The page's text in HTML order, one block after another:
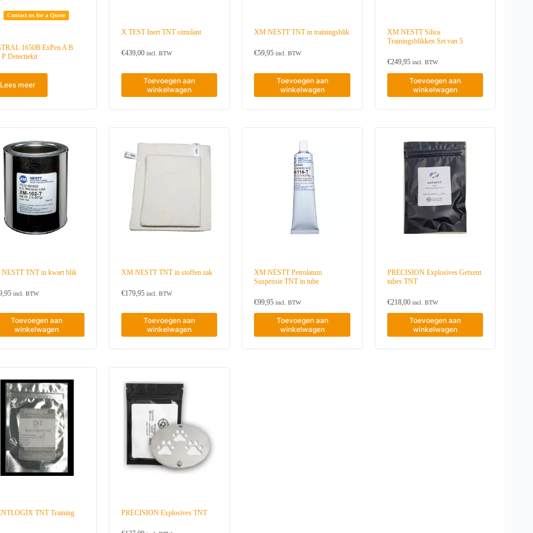
w
s
Contact us for a Quote
1650B ExPen A B
P Detectiekit
Lees meer
X TEST Inert TNT simulant
€439,00 incl. BTW
Toevoegen aan
winkelwagen
XM NESTT TNT in trainingsblik
€59,95 incl. BTW
Toevoegen aan
winkelwagen
XM NESTT Silica
Trainingsblikken Set van 5
€249,95 incl. BTW
Toevoegen aan
winkelwagen
TNT in kwart blik
incl. BTW
Toevoegen aan
winkelwagen
XM NESTT TNT in stoffen zak
€179,95 incl. BTW
Toevoegen aan
winkelwagen
XM NESTT Petrolatum
Suspensie TNT in tube
€99,95 incl. BTW
Toevoegen aan
winkelwagen
PRECISION Explosives Getxent
tubes TNT
€218,00 incl. BTW
Toevoegen aan
winkelwagen
TNT Training
PRECISION Explosives TNT